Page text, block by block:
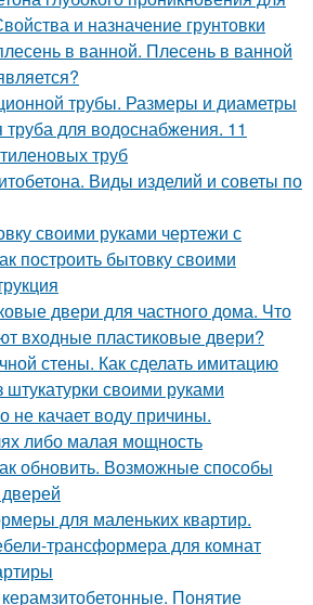
и назначение грунтовки
в ванной. Плесень в ванной
трубы. Размеры и диаметры
для водоснабжения. 11
труб
Виды изделий и советы по
своими руками чертежи с
построить бытовку своими
двери для частного дома. Что
входные пластиковые двери?
стены. Как сделать имитацию
штукатурки своими руками
не качает воду причины.
либо малая мощность
обновить. Возможные способы
для маленьких квартир.
трансформера для комнат
Понятие